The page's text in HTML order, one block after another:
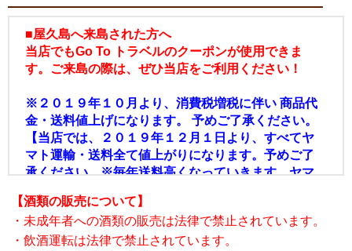
■屋久島へ来島された方へ
当店でもGo To トラベルのクーポンが使用できま
す。ご来島の際は、ぜひ当店をご利用ください！
※２０１９年１０月より、消費税増税に伴い 商品代
金・送料値上げになります。 予めご了承ください。
【当店では、２０１９年１２月１日より、すべてヤ
マト運輸・送料全て値上がりになります。予めご了
承ください。※毎年送料高くなっていきます。ヤマ
※ヤマト運輸料金表（焼酎１個の送料です。サイズ
１４０㎝） 【ぽんかん】【たんかん】は別表のヤマ
ト運輸料金表になりますので 下記の料金は適用され
【酒類の販売について】
・未成年者への酒類の販売は法律で禁止されています。
・飲酒運転は法律で禁止されています。